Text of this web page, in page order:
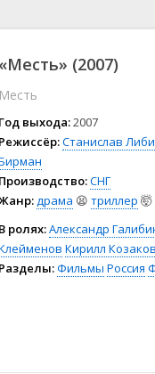
🕺 Мюзикл
👨‍💻 Реальное тв
🎤 Ток-шоу
🧙‍♀️ Фантастика
🏅 Церемония
«Месть» (2007)
Месть
Год выхода:2007
Режиссёр:Станислав
Производство:СНГ
драма 😫 триллер 🤯
В ролях:Александр
Кирилл Козаков
Разделы:Фильмы Россия